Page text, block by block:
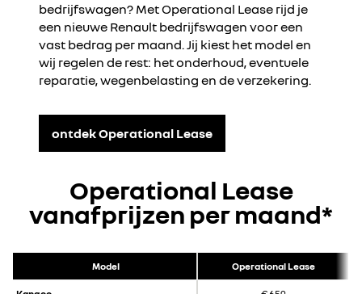
bedrijfswagen? Met Operational Lease rijd je
een nieuwe Renault bedrijfswagen voor een
vast bedrag per maand. Jij kiest het model en
wij regelen de rest: het onderhoud, eventuele
reparatie, wegenbelasting en de verzekering.
ontdek Operational Lease
Operational Lease
vanafprijzen per maand*
Model Operational Lease